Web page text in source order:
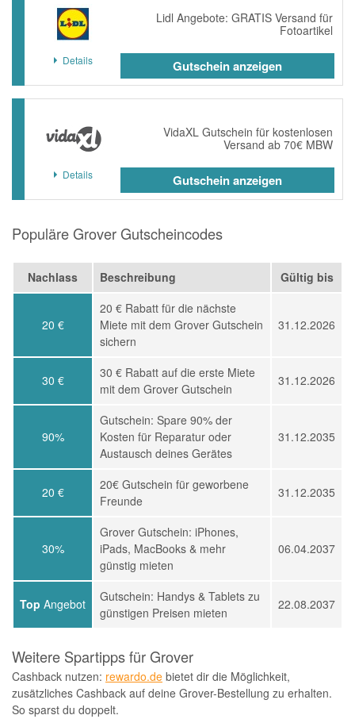
Lidl Angebote: GRATIS Versand für
Fotoartikel
Details Gutschein anzeigen
VidaXL Gutschein für kostenlosen
Versand ab 70€ MBW
Details Gutschein anzeigen
Populäre Grover Gutscheincodes
Nachlass Beschreibung Gültig bis
20 €
20 € Rabatt für die nächste
Miete mit dem Grover Gutschein
sichern
31.12.2026
30 €
30 € Rabatt auf die erste Miete
mit dem Grover Gutschein
31.12.2026
90%
Gutschein: Spare 90% der
Kosten für Reparatur oder
Austausch deines Gerätes
31.12.2035
20 €
20€ Gutschein für geworbene
Freunde
31.12.2035
30%
Grover Gutschein: iPhones,
iPads, MacBooks & mehr
günstig mieten
06.04.2037
Top Angebot
Gutschein: Handys & Tablets zu
günstigen Preisen mieten
22.08.2037
Weitere Spartipps für Grover
Cashback nutzen: rewardo.de bietet dir die Möglichkeit,
zusätzliches Cashback auf deine Grover-Bestellung zu erhalten.
So sparst du doppelt.